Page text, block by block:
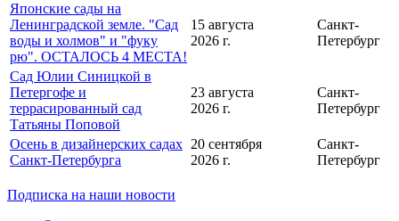
Японские сады на
Ленинградской земле. "Сад
воды и холмов" и "фуку
рю". ОСТАЛОСЬ 4 МЕСТА!
15 августа
2026 г.
Санкт-
Петербург
Сад Юлии Синицкой в
Петергофе и
террасированный сад
Татьяны Поповой
23 августа
2026 г.
Санкт-
Петербург
Осень в дизайнерских садах
Санкт-Петербурга
20 сентября
2026 г.
Санкт-
Петербург
Подписка на наши новости